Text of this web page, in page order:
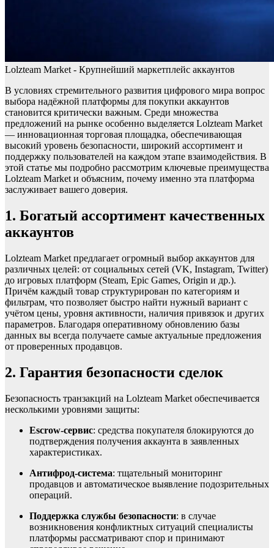
Lolzteam Market - Крупнейший маркетплейс аккаунтов
В условиях стремительного развития цифрового мира вопрос
выбора надёжной платформы для покупки аккаунтов
становится критически важным. Среди множества
предложений на рынке особенно выделяется Lolzteam Market
— инновационная торговая площадка, обеспечивающая
высокий уровень безопасности, широкий ассортимент и
поддержку пользователей на каждом этапе взаимодействия. В
этой статье мы подробно рассмотрим ключевые преимущества
Lolzteam Market и объясним, почему именно эта платформа
заслуживает вашего доверия.
1. Богатый ассортимент качественных
аккаунтов
Lolzteam Market предлагает огромный выбор аккаунтов для
различных целей: от социальных сетей (VK, Instagram, Twitter)
до игровых платформ (Steam, Epic Games, Origin и др.).
Причём каждый товар структурирован по категориям и
фильтрам, что позволяет быстро найти нужный вариант с
учётом цены, уровня активности, наличия привязок и других
параметров. Благодаря оперативному обновлению базы
данных вы всегда получаете самые актуальные предложения
от проверенных продавцов.
2. Гарантия безопасности сделок
Безопасность транзакций на Lolzteam Market обеспечивается
несколькими уровнями защиты:
Escrow-сервис: средства покупателя блокируются до
подтверждения получения аккаунта в заявленных
характеристиках.
Антифрод-система: тщательный мониторинг
продавцов и автоматическое выявление подозрительных
операций.
Поддержка службы безопасности: в случае
возникновения конфликтных ситуаций специалисты
платформы рассматривают спор и принимают